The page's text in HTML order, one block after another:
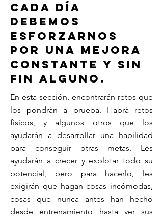
Cada día
debemos
esforzarnos
por una mejora
constante y sin
fin alguno.
En esta sección, encontrarán retos que
los pondrán a prueba. Habrá retos
físicos, y algunos otros que los
ayudarán a desarrollar una habilidad
para conseguir otras metas. Les
ayudarán a crecer y explotar todo su
potencial, pero para hacerlo, les
exigirán que hagan cosas incómodas,
cosas que nunca antes han hecho
desde entrenamiento hasta ver sus